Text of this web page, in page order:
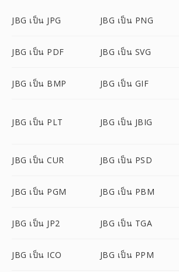
JBG เป็น JPG JBG เป็น PNG
JBG เป็น PDF JBG เป็น SVG
JBG เป็น BMP JBG เป็น GIF
JBG เป็น PLT JBG เป็น JBIG
JBG เป็น CUR JBG เป็น PSD
JBG เป็น PGM JBG เป็น PBM
JBG เป็น JP2 JBG เป็น TGA
JBG เป็น ICO JBG เป็น PPM